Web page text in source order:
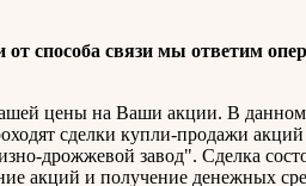
от способа связи мы ответим
цены на Ваши акции. В данном
сделки купли-продажи
дрожжевой завод". Сделка
акций и получение денежных